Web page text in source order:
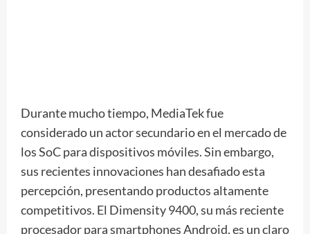
Durante mucho tiempo, MediaTek fue
considerado un actor secundario en el mercado de
los SoC para dispositivos móviles. Sin embargo,
sus recientes innovaciones han desafiado esta
percepción, presentando productos altamente
competitivos. El Dimensity 9400, su más reciente
procesador para smartphones Android, es un claro